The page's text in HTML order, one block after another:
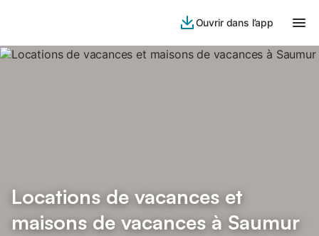
Ouvrir dans l’app
Locations de vacances et
maisons de vacances à Saumur